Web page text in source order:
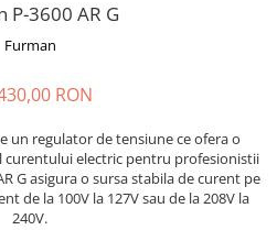
si
P-3600 AR G
Furman
RON
un regulator de tensiune ce ofera o
electric pentru profesionistii
G asigura o sursa stabila de curent pe
de la 100V la 127V sau de la 208V la
240V.